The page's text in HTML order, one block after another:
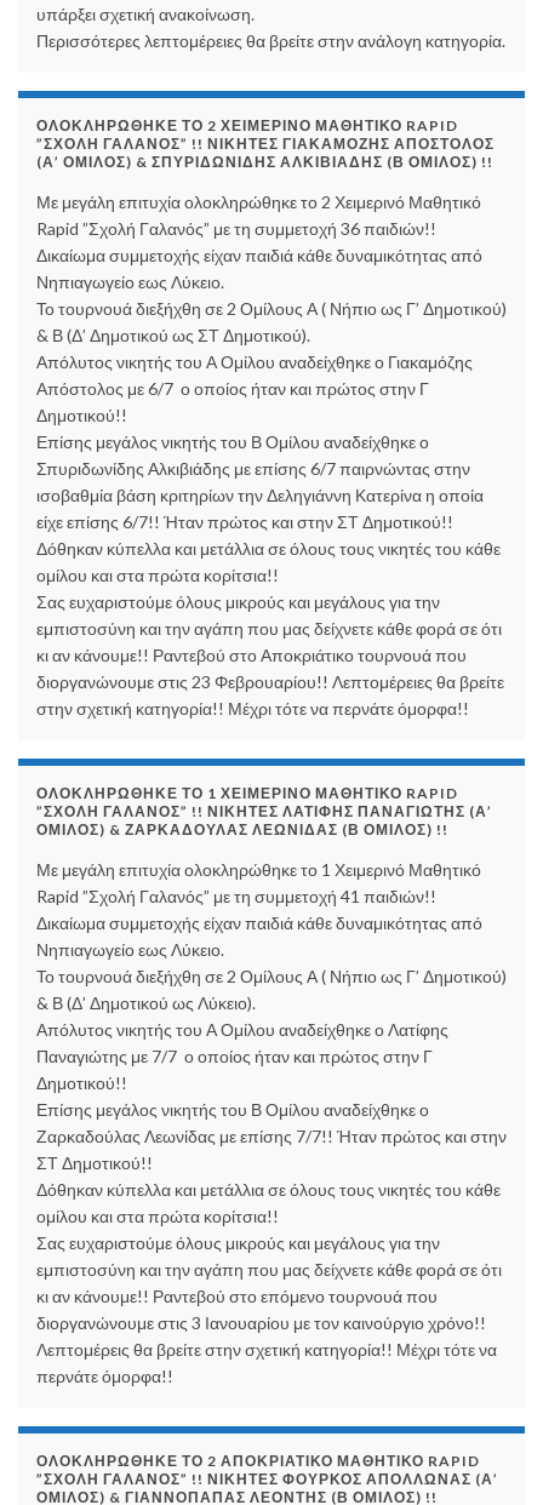
υπάρξει σχετική ανακοίνωση.
Περισσότερες λεπτομέρειες θα βρείτε στην ανάλογη κατηγορία.
ΟΛΟΚΛΗΡΏΘΗΚΕ ΤΟ 2 ΧΕΙΜΕΡΙΝΌ ΜΑΘΗΤΙΚΌ RAPID
”ΣΧΟΛΉ ΓΑΛΑΝΌΣ” !! ΝΙΚΗΤΈΣ ΓΙΑΚΑΜΌΖΗΣ ΑΠΌΣΤΟΛΟΣ
(Α’ ΌΜΙΛΟΣ) & ΣΠΥΡΙΔΩΝΊΔΗΣ ΑΛΚΙΒΙΆΔΗΣ (Β ΌΜΙΛΟΣ) !!
Με μεγάλη επιτυχία ολοκληρώθηκε το 2 Χειμερινό Μαθητικό
Rapid ”Σχολή Γαλανός” με τη συμμετοχή 36 παιδιών!!
Δικαίωμα συμμετοχής είχαν παιδιά κάθε δυναμικότητας από
Νηπιαγωγείο εως Λύκειο.
Το τουρνουά διεξήχθη σε 2 Ομίλους Α ( Νήπιο ως Γ’ Δημοτικού)
& Β (Δ’ Δημοτικού ως ΣΤ Δημοτικού).
Απόλυτος νικητής του Α Ομίλου αναδείχθηκε ο Γιακαμόζης
Απόστολος με 6/7 ο οποίος ήταν και πρώτος στην Γ
Δημοτικού!!
Επίσης μεγάλος νικητής του Β Ομίλου αναδείχθηκε ο
Σπυριδωνίδης Αλκιβιάδης με επίσης 6/7 παιρνώντας στην
ισοβαθμία βάση κριτηρίων την Δεληγιάννη Κατερίνα η οποία
είχε επίσης 6/7!! Ήταν πρώτος και στην ΣΤ Δημοτικού!!
Δόθηκαν κύπελλα και μετάλλια σε όλους τους νικητές του κάθε
ομίλου και στα πρώτα κορίτσια!!
Σας ευχαριστούμε όλους μικρούς και μεγάλους για την
εμπιστοσύνη και την αγάπη που μας δείχνετε κάθε φορά σε ότι
κι αν κάνουμε!! Ραντεβού στο Αποκριάτικο τουρνουά που
διοργανώνουμε στις 23 Φεβρουαρίου!! Λεπτομέρειες θα βρείτε
στην σχετική κατηγορία!! Μέχρι τότε να περνάτε όμορφα!!
ΟΛΟΚΛΗΡΏΘΗΚΕ ΤΟ 1 ΧΕΙΜΕΡΙΝΌ ΜΑΘΗΤΙΚΌ RAPID
”ΣΧΟΛΉ ΓΑΛΑΝΌΣ” !! ΝΙΚΗΤΈΣ ΛΑΤΊΦΗΣ ΠΑΝΑΓΙΏΤΗΣ (Α’
ΌΜΙΛΟΣ) & ΖΑΡΚΑΔΟΎΛΑΣ ΛΕΩΝΊΔΑΣ (Β ΌΜΙΛΟΣ) !!
Με μεγάλη επιτυχία ολοκληρώθηκε το 1 Χειμερινό Μαθητικό
Rapid ”Σχολή Γαλανός” με τη συμμετοχή 41 παιδιών!!
Δικαίωμα συμμετοχής είχαν παιδιά κάθε δυναμικότητας από
Νηπιαγωγείο εως Λύκειο.
Το τουρνουά διεξήχθη σε 2 Ομίλους Α ( Νήπιο ως Γ’ Δημοτικού)
& Β (Δ’ Δημοτικού ως Λύκειο).
Απόλυτος νικητής του Α Ομίλου αναδείχθηκε ο Λατίφης
Παναγιώτης με 7/7 ο οποίος ήταν και πρώτος στην Γ
Δημοτικού!!
Επίσης μεγάλος νικητής του Β Ομίλου αναδείχθηκε ο
Ζαρκαδούλας Λεωνίδας με επίσης 7/7!! Ήταν πρώτος και στην
ΣΤ Δημοτικού!!
Δόθηκαν κύπελλα και μετάλλια σε όλους τους νικητές του κάθε
ομίλου και στα πρώτα κορίτσια!!
Σας ευχαριστούμε όλους μικρούς και μεγάλους για την
εμπιστοσύνη και την αγάπη που μας δείχνετε κάθε φορά σε ότι
κι αν κάνουμε!! Ραντεβού στο επόμενο τουρνουά που
διοργανώνουμε στις 3 Ιανουαρίου με τον καινούργιο χρόνο!!
Λεπτομέρεις θα βρείτε στην σχετική κατηγορία!! Μέχρι τότε να
περνάτε όμορφα!!
ΟΛΟΚΛΗΡΏΘΗΚΕ ΤΟ 2 ΑΠΟΚΡΙΆΤΙΚΟ ΜΑΘΗΤΙΚΌ RAPID
”ΣΧΟΛΉ ΓΑΛΑΝΌΣ” !! ΝΙΚΗΤΈΣ ΦΟΎΡΚΟΣ ΑΠΌΛΛΩΝΑΣ (Α’
ΌΜΙΛΟΣ) & ΓΙΑΝΝΌΠΑΠΑΣ ΛΕΟΝΤΉΣ (Β ΌΜΙΛΟΣ) !!